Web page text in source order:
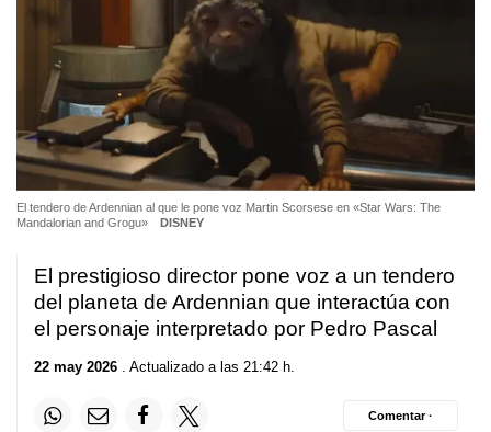
El tendero de Ardennian al que le pone voz Martin Scorsese en «Star Wars: The
Mandalorian and Grogu»
DISNEY
El prestigioso director pone voz a un tendero
del planeta de Ardennian que interactúa con
el personaje interpretado por Pedro Pascal
22 may 2026 . Actualizado a las 21:42 h.
Comentar ·